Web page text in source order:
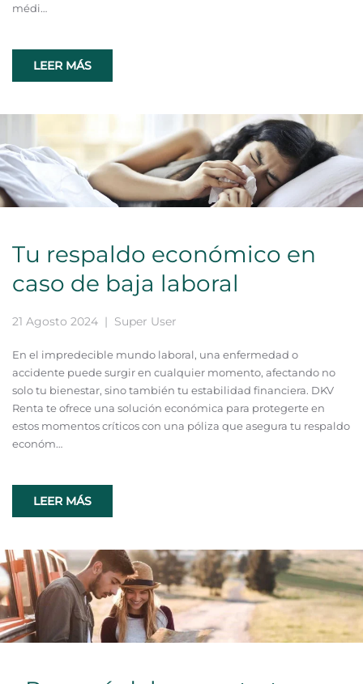
médi…
LEER MÁS
Tu respaldo económico en
caso de baja laboral
21 Agosto 2024 | Super User
En el impredecible mundo laboral, una enfermedad o
accidente puede surgir en cualquier momento, afectando no
solo tu bienestar, sino también tu estabilidad financiera. DKV
Renta te ofrece una solución económica para protegerte en
estos momentos críticos con una póliza que asegura tu respaldo
económ…
LEER MÁS